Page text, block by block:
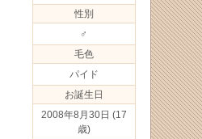
性別
♂
毛色
パイド
お誕生日
2008年8月30日 (17
歳)